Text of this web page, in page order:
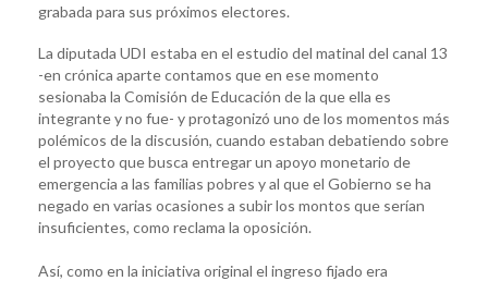
grabada para sus próximos electores.
La diputada UDI estaba en el estudio del matinal del canal 13
-en crónica aparte contamos que en ese momento
sesionaba la Comisión de Educación de la que ella es
integrante y no fue- y protagonizó uno de los momentos más
polémicos de la discusión, cuando estaban debatiendo sobre
el proyecto que busca entregar un apoyo monetario de
emergencia a las familias pobres y al que el Gobierno se ha
negado en varias ocasiones a subir los montos que serían
insuficientes, como reclama la oposición.
Así, como en la iniciativa original el ingreso fijado era